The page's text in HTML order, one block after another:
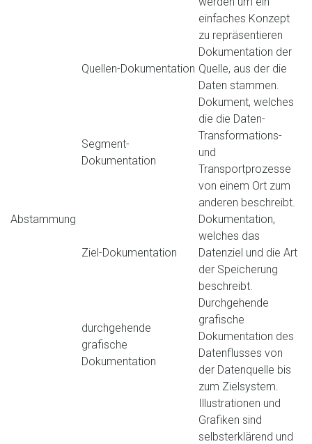
einfaches Konzept
zu repräsentieren
Abstammung
Quellen-Dokumentation
Dokumentation der
Quelle, aus der die
Daten stammen.
Segment-
Dokumentation
Dokument, welches
die die Daten-
Transformations-
und
Transportprozesse
von einem Ort zum
anderen beschreibt.
Ziel-Dokumentation
Dokumentation,
welches das
Datenziel und die Art
der Speicherung
beschreibt.
durchgehende
grafische
Dokumentation
Durchgehende
grafische
Dokumentation des
Datenflusses von
der Datenquelle bis
zum Zielsystem.
Illustrationen und
Grafiken sind
selbsterklärend und